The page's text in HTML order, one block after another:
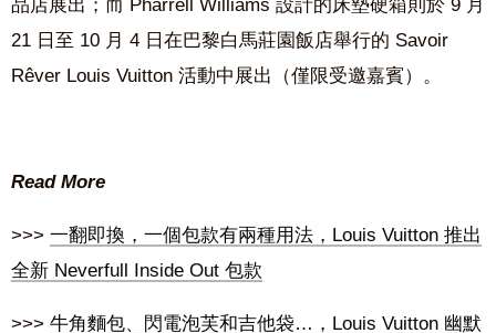
品店展出；而 Pharrell Williams 設計的床墊硬箱則於 9 月
21 日至 10 月 4 日在巴黎白馬莊園飯店舉行的 Savoir
Rêver Louis Vuitton 活動中展出（僅限受邀嘉賓）。
Read More
>>> 一翻即換，一個包款有兩種用法，Louis Vuitton 推出
全新 Neverfull Inside Out 包款
>>> 牛角麵包、閃電泡芙和吉他袋…，Louis Vuitton 幽默